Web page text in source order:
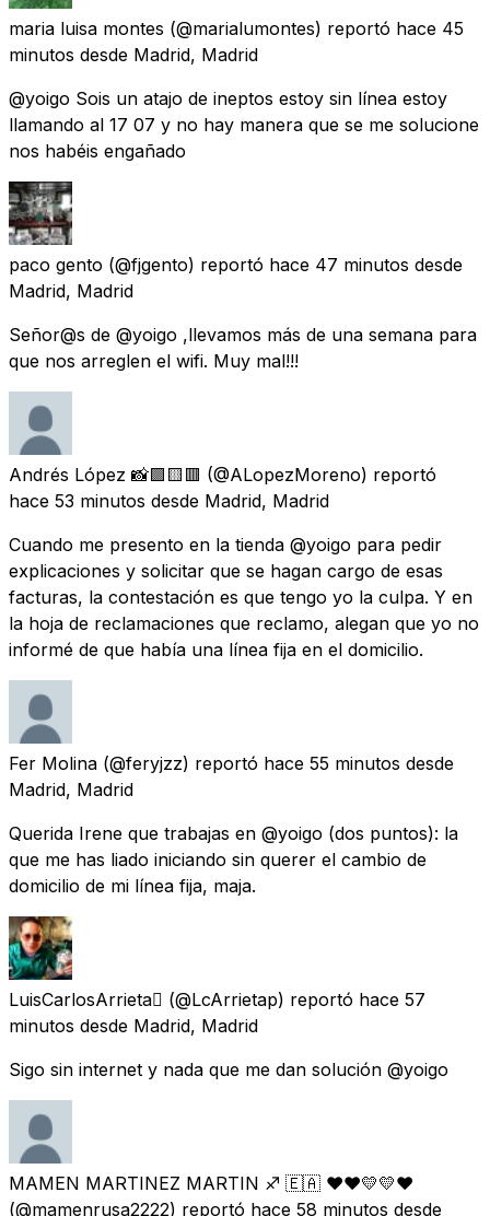
maria luisa montes (@marialumontes) reportó hace 45
minutos desde Madrid, Madrid
@yoigo Sois un atajo de ineptos estoy sin línea estoy
llamando al 17 07 y no hay manera que se me solucione
nos habéis engañado
paco gento (@fjgento) reportó hace 47 minutos desde
Madrid, Madrid
Señor@s de @yoigo ,llevamos más de una semana para
que nos arreglen el wifi. Muy mal!!!
Andrés López 📸🟪🟨🟥 (@ALopezMoreno) reportó
hace 53 minutos desde Madrid, Madrid
Cuando me presento en la tienda @yoigo para pedir
explicaciones y solicitar que se hagan cargo de esas
facturas, la contestación es que tengo yo la culpa. Y en
la hoja de reclamaciones que reclamo, alegan que yo no
informé de que había una línea fija en el domicilio.
Fer Molina (@feryjzz) reportó hace 55 minutos desde
Madrid, Madrid
Querida Irene que trabajas en @yoigo (dos puntos): la
que me has liado iniciando sin querer el cambio de
domicilio de mi línea fija, maja.
LuisCarlosArrieta (@LcArrietap) reportó hace 57
minutos desde Madrid, Madrid
Sigo sin internet y nada que me dan solución @yoigo
MAMEN MARTINEZ MARTIN ♐ 🇪🇦 ❤️❤️💛💛❤️
(@mamenrusa2222) reportó hace 58 minutos desde